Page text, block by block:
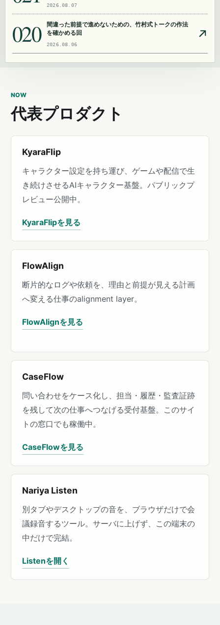
2026.08.07
020
間違った前提で進めないための、竹村式トークの作法
を確かめる回
2026.08.06
NOW
代表プロダクト
KyaraFlip
キャラクター設定を持ち運び、ゲームや配信で生
き続けさせるAIキャラクター基盤。パブリックプ
レビュー公開中。
KyaraFlipを見る
FlowAlign
断片的なログや依頼を、理由と前提が見える計画
へ変える仕事のalignment layer。
FlowAlignを見る
CaseFlow
問い合わせをケース化し、担当・履歴・監査証跡
を残して次の仕事へつなげる受付基盤。このサイ
トの窓口でも稼働中。
CaseFlowを見る
Nariya Listen
別タブやデスクトップの音を、ブラウザだけで会
議録音するツール。サーバに上げず、この端末の
中だけで完結。
Listenを開く